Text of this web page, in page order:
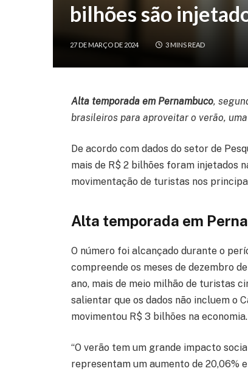
bilhões são
27 DE MARÇO DE 2024 3 MINS READ
Alta temporada em Pernambuco,
brasileiros para aproveitar o verão,
De acordo com dados do setor de
mais de R$ 2 bilhões foram injetados
movimentação de turistas nos
Alta temporada em
O número foi alcançado durante o
compreende os meses de dezembro
ano, mais de meio milhão de turistas
salientar que os dados não incluem o
movimentou R$ 3 bilhões na economia.
“O verão tem um grande impacto
representam um aumento de 20,06%